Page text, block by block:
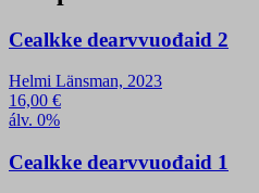
Cealkke dearvvuođaid 2
Helmi Länsman, 2023
16,00 €
álv. 0%
Cealkke dearvvuođaid 1